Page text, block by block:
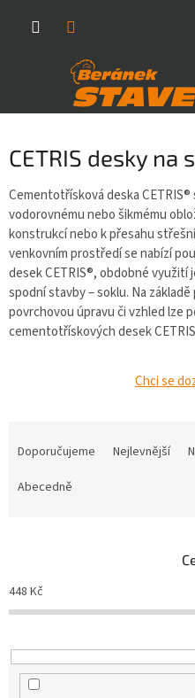
CETRIS desky na
Cementotřísková deska
vodorovnému nebo šikmému
konstrukcí nebo k přesahu
venkovním prostředí se nabízí
desek CETRIS®, obdobné využití
spodní stavby – soklu. Na
povrchovou úpravu či vzhled lze
cementotřískových desek
Chci se
o
d
k
t
Doporučujeme Nejlevnější
Abecedně
448 Kč